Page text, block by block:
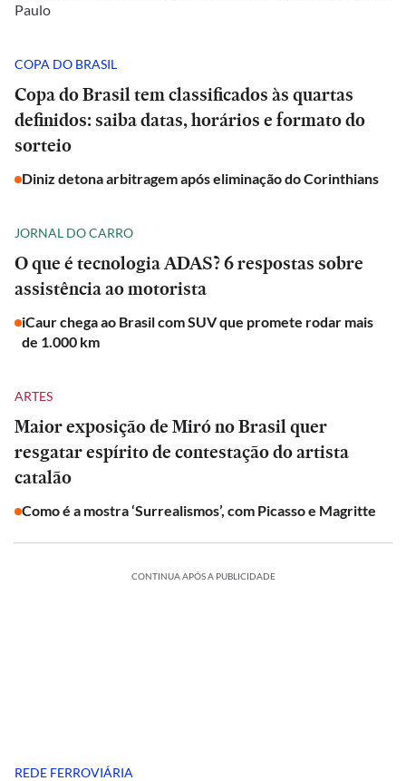
Paulo
COPA DO BRASIL
Copa do Brasil tem classificados às quartas
definidos: saiba datas, horários e formato do
sorteio
Diniz detona arbitragem após eliminação do Corinthians
JORNAL DO CARRO
O que é tecnologia ADAS? 6 respostas sobre
assistência ao motorista
iCaur chega ao Brasil com SUV que promete rodar mais
de 1.000 km
ARTES
Maior exposição de Miró no Brasil quer
resgatar espírito de contestação do artista
catalão
Como é a mostra ‘Surrealismos’, com Picasso e Magritte
CONTINUA APÓS A PUBLICIDADE
REDE FERROVIÁRIA